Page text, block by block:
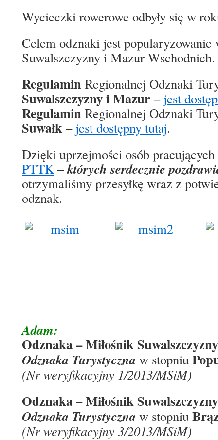
Wycieczki rowerowe odbyły się w
Celem odznaki jest
Suwalszczyzny i Mazur Wschodnich.
Regulamin Regionalnej Odznaki
Suwalszczyzny i Mazur – jest
Regulamin Regionalnej Odznaki
Suwałk – jest dostępny tutaj.
Dzięki uprzejmości osób
PTTK–których serdecznie
otrzymaliśmy przesyłkę wraz z
odznak.
Adam:
Odznaka – Miłośnik
Odznaka Turystyczna w stopniu
(Nr weryfikacyjny 1/2013/MSiM)
Odznaka – Miłośnik
Odznaka Turystyczna w stopniu
(Nr weryfikacyjny 3/2013/MSiM)